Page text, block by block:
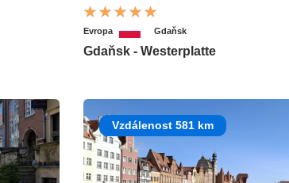
Evropa Gdaňsk
Gdaňsk - Westerplatte
Vzdálenost 581 km